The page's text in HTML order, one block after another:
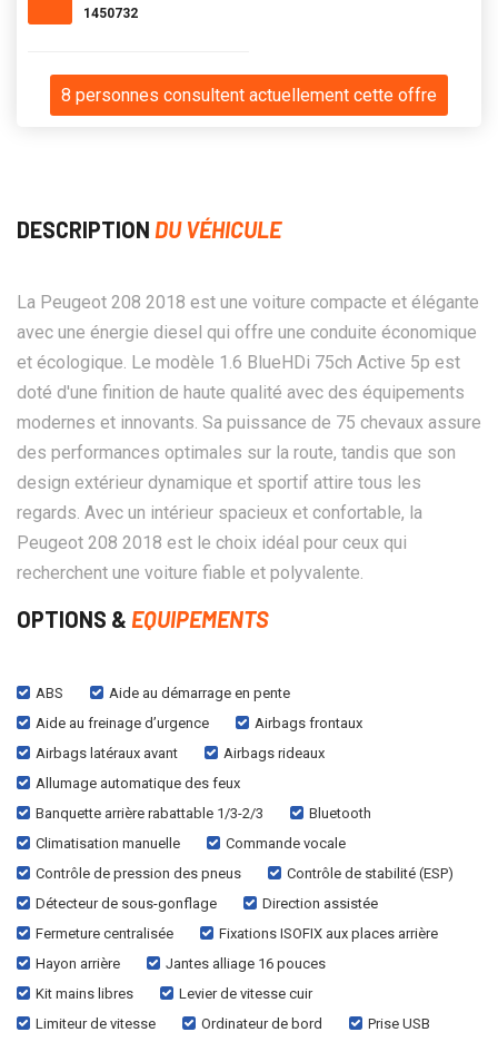
1450732
8 personnes consultent actuellement cette offre
DESCRIPTION DU VÉHICULE
La Peugeot 208 2018 est une voiture compacte et élégante
avec une énergie diesel qui offre une conduite économique
et écologique. Le modèle 1.6 BlueHDi 75ch Active 5p est
doté d'une finition de haute qualité avec des équipements
modernes et innovants. Sa puissance de 75 chevaux assure
des performances optimales sur la route, tandis que son
design extérieur dynamique et sportif attire tous les
regards. Avec un intérieur spacieux et confortable, la
Peugeot 208 2018 est le choix idéal pour ceux qui
recherchent une voiture fiable et polyvalente.
OPTIONS & EQUIPEMENTS
ABS
Aide au démarrage en pente
Aide au freinage d’urgence
Airbags frontaux
Airbags latéraux avant
Airbags rideaux
Allumage automatique des feux
Banquette arrière rabattable 1/3-2/3
Bluetooth
Climatisation manuelle
Commande vocale
Contrôle de pression des pneus
Contrôle de stabilité (ESP)
Détecteur de sous-gonflage
Direction assistée
Fermeture centralisée
Fixations ISOFIX aux places arrière
Hayon arrière
Jantes alliage 16 pouces
Kit mains libres
Levier de vitesse cuir
Limiteur de vitesse
Ordinateur de bord Prise USB